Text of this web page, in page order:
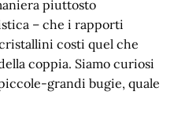
piuttosto
– che i rapporti
costi quel che
coppia. Siamo curiosi
grandi bugie, quale